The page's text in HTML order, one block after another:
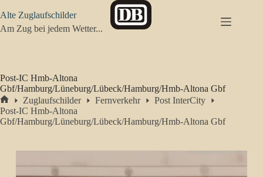
Inhalt
springen
Alte Zuglaufschilder
Am Zug bei jedem Wetter...
Post-IC Hmb-Altona
Gbf/Hamburg/Lüneburg/Lübeck/Hamburg/Hmb-Altona Gbf
Start
Zuglaufschilder Fernverkehr
Post InterCity
Post-IC Hmb-Altona
Gbf/Hamburg/Lüneburg/Lübeck/Hamburg/Hmb-Altona Gbf